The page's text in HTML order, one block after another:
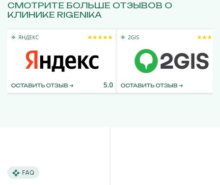
СМОТРИТЕ БОЛЬШЕ ОТЗЫВОВ О
КЛИНИКЕ RIGENIKA
FAQ